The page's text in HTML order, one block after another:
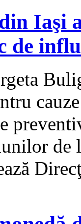
Iaşi
de
de